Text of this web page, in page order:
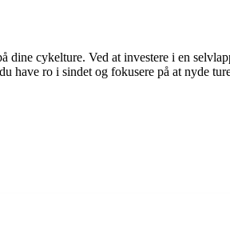
cykelture. Ved at investere i en
have ro i sindet og fokusere på at nyde